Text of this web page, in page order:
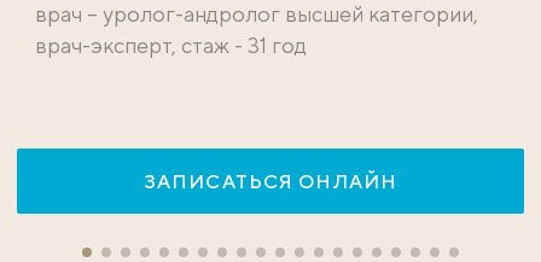
врач – уролог-андролог высшей категории,
врач-эксперт, стаж - 31 год
ЗАПИСАТЬСЯ ОНЛАЙН